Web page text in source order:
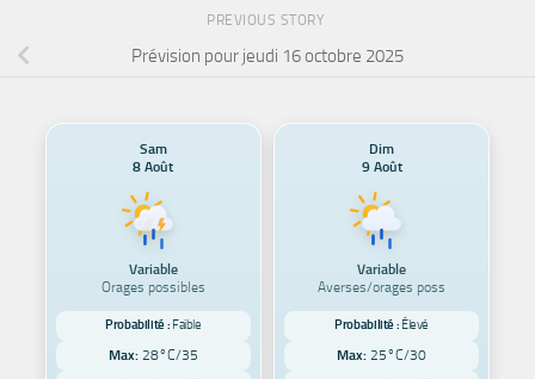
PREVIOUS STORY
Prévision pour jeudi 16 octobre 2025
Sam
8 Août
Variable
Orages possibles
Probabilité : Faible
Max: 28°C/35
Dim
9 Août
Variable
Averses/orages poss
Probabilité : Élevé
Max: 25°C/30